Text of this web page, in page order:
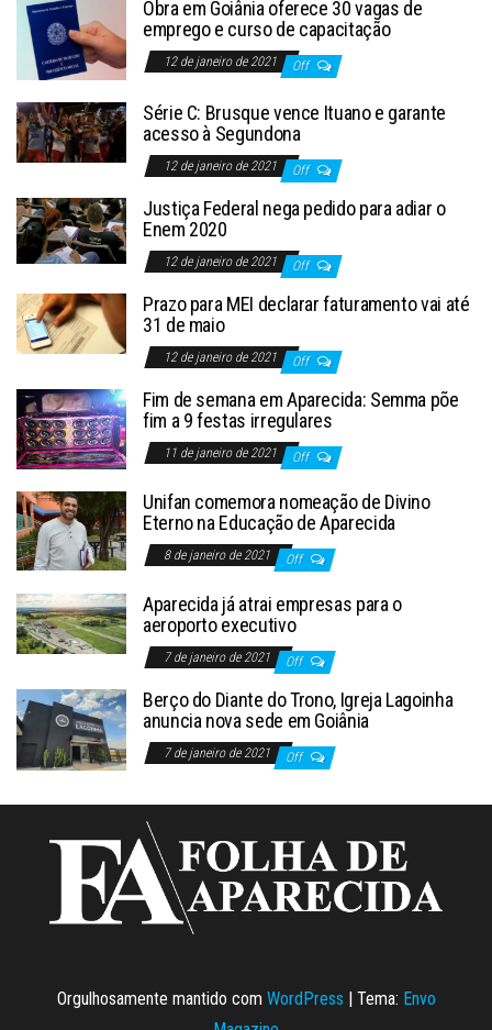
Obra em Goiânia oferece 30 vagas de
emprego e curso de capacitação
12 de janeiro de 2021 Off
Série C: Brusque vence Ituano e garante
acesso à Segundona
12 de janeiro de 2021 Off
Justiça Federal nega pedido para adiar o
Enem 2020
12 de janeiro de 2021 Off
Prazo para MEI declarar faturamento vai até
31 de maio
12 de janeiro de 2021 Off
Fim de semana em Aparecida: Semma põe
fim a 9 festas irregulares
11 de janeiro de 2021 Off
Unifan comemora nomeação de Divino
Eterno na Educação de Aparecida
8 de janeiro de 2021 Off
Aparecida já atrai empresas para o
aeroporto executivo
7 de janeiro de 2021 Off
Berço do Diante do Trono, Igreja Lagoinha
anuncia nova sede em Goiânia
7 de janeiro de 2021 Off
Orgulhosamente mantido com WordPress | Tema: Envo